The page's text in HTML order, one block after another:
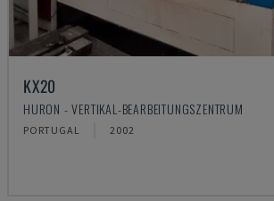
KX20
HURON - VERTIKAL-BEARBEITUNGSZENTRUM
PORTUGAL 2002